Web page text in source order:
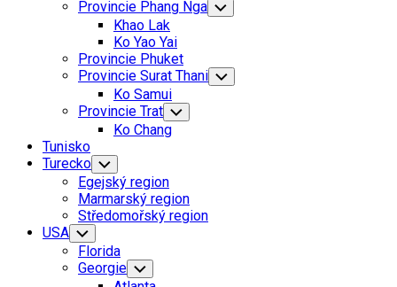
Menu
Provincie Phang Nga Toggle
Child
Khao Lak
Ko Yao Yai
Provincie Phuket
Provincie Surat Thani Toggle
Child
Ko Samui
Provincie Trat Toggle
Child
Menu
Ko Chang
Tunisko
Turecko Toggle
Child
Menu
Egejský region
Marmarský region
Středomořský region
USA Toggle
Child
Menu
Florida
Georgie Toggle
Child